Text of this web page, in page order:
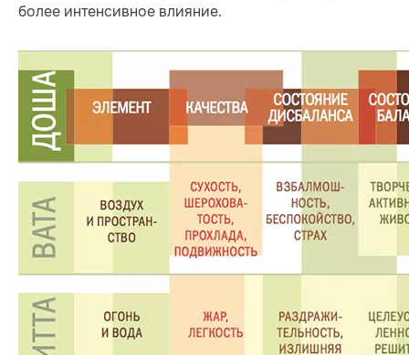
более интенсивное влияние.